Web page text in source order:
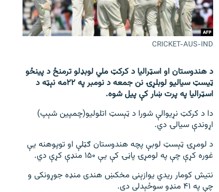
اړیکه
دري پاڼه
راسره ملګري شئ
د ازادې اروپا/ ازادي راډيو ټولې پاڼې
CRICKET-AUS-IND
د هندوستان او اسټرالیا د کرکټ ملي لوبډلو ترمنځ د پینځو
ټیسټ سیالیو لوبلړۍ نن جمعه د نومبر په ۲۲مه نېټه د
اسټرالیا په پرت ښار کې پیل شوه.
دا د کرکټ نړیوالې شورا د ټېسټ اتلولیو(چمپین شېپ)
اړوندې سیالۍ دي.
د لومړۍ ټېسټ لوبې پچه هندوستان ګټلې او توپوهنه یې
غوره کړې چې په لومړۍ پاڼۍ کې یې ۱۵۰ منډې کړې دي.
نتیش کومار ریدي یوازېنی مخکښ هندی منډه جوړونکی و
چې په ۴۱ منډو سوځېدلی دی.